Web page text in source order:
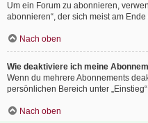
Um ein Forum zu abonnieren,
abonnieren“, der sich meist am
Nach oben
Wie deaktiviere ich meine
Wenn du mehrere Abonnements
persönlichen Bereich unter
Nach oben